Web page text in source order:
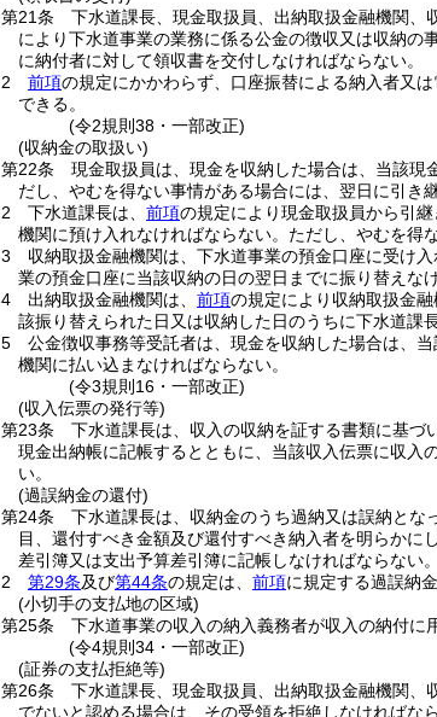
第21条
下水道課長、現金取扱員、出納取扱金融機関、
により下水道事業の業務に係る公金の徴収又は収納の
に納付者に対して領収書を交付しなければならない。
2
前項の規定にかかわらず、口座振替による納入者又
できる。
(令2規則38・一部改正)
(収納金の取扱い)
第22条
現金取扱員は、現金を収納した場合は、当該現
だし、やむを得ない事情がある場合には、翌日に引き
2
下水道課長は、 前項の規定により現金取扱員から引
機関に預け入れなければならない。 ただし、やむを得
3
収納取扱金融機関は、下水道事業の預金口座に受け
業の預金口座に当該収納の日の翌日までに振り替えな
4
出納取扱金融機関は、 前項の規定により収納取扱金
該振り替えられた日又は収納した日のうちに下水道課
5
公金徴収事務等受託者は、現金を収納した場合は、
機関に払い込まなければならない。
(令3規則16・一部改正)
(収入伝票の発行等)
第23条
下水道課長は、収入の収納を証する書類に基づ
現金出納帳に記帳するとともに、当該収入伝票に収入
い。
(過誤納金の還付)
第24条
下水道課長は、収納金のうち過納又は誤納と
目、還付すべき金額及び還付すべき納入者を明らか
差引簿又は支出予算差引簿に記帳しなければならない。
2
第29条及び第44条の規定は、 前項に規定する過誤納
(小切手の支払地の区域)
第25条
下水道事業の収入の納入義務者が収入の納付に
(令4規則34・一部改正)
(証券の支払拒絶等)
第26条
下水道課長、現金取扱員、出納取扱金融機関
でないと認める場合は、その受領を拒絶しなければなら